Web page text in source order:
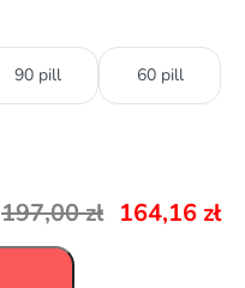
90 pill 60 pill
197,00zł 164,16 zł